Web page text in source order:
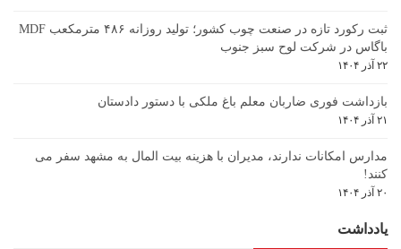
ثبت رکورد تازه در صنعت چوب کشور؛ تولید روزانه ۴۸۶ مترمکعب MDF
باگاس در شرکت لوح سبز جنوب
۲۲ آذر ۱۴۰۴
بازداشت فوری ضاربان معلم باغ ملکی با دستور دادستان
۲۱ آذر ۱۴۰۴
مدارس امکانات ندارند، مدیران با هزینه بیت المال به مشهد سفر می
کنند!
۲۰ آذر ۱۴۰۴
یادداشت